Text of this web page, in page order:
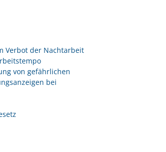
Verbot der Nachtarbeit
von gefährlichen
bei